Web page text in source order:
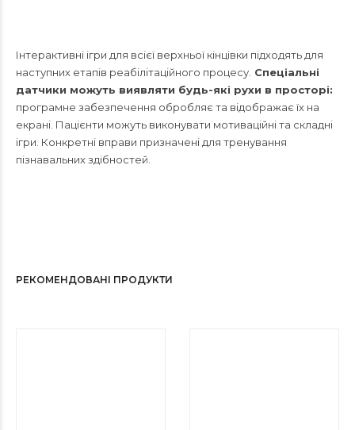
Інтерактивні ігри для всієї верхньої кінцівки підходять для
наступних етапів реабілітаційного процесу. Спеціальні
датчики можуть виявляти будь-які рухи в просторі:
програмне забезпечення обробляє та відображає їх на
екрані. Пацієнти можуть виконувати мотиваційні та складні
ігри. Конкретні вправи призначені для тренування
пізнавальних здібностей.
РЕКОМЕНДОВАНІ ПРОДУКТИ